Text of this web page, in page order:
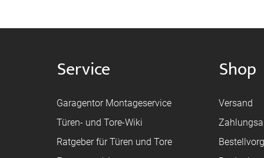
Service
Garagentor Montageservice
Türen- und Tore-Wiki
Ratgeber für Türen und Tore
Shop
Versand